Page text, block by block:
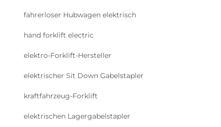
fahrerloser Hubwagen elektrisch
hand forklift electric
elektro-Forklift-Hersteller
elektrischer Sit Down Gabelstapler
kraftfahrzeug-Forklift
elektrischen Lagergabelstapler